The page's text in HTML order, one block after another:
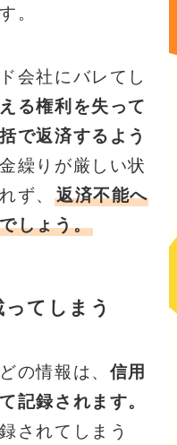
。
会社にバレてし
る権利を失って
で返済するよう
繰りが厳しい状
ず、 返済不能へ
しょう。
てしまう
の情報は、 信用
記録されます。
されてしまう